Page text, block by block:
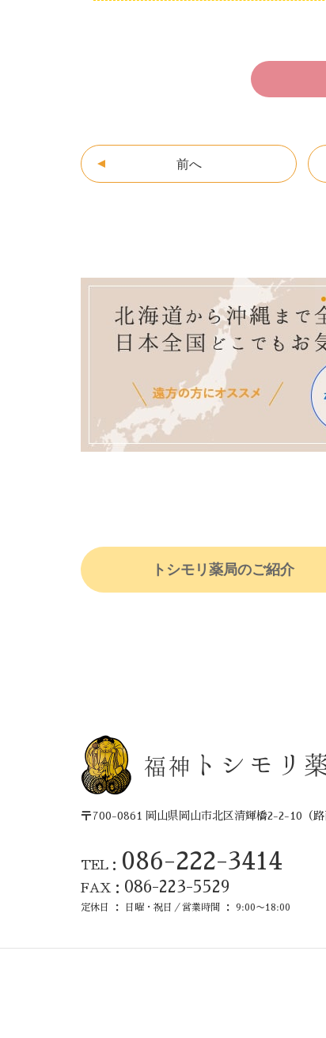
前へ
トシモリ薬局のご紹介
福神 トシモリ
〒700-0861 岡山県岡山市北区清輝橋2-2-10 （
TEL： 086-222-3414
FAX： 086-223-5529
定休日 ： 日曜・祝日／営業時間 ： 9:00〜18:00